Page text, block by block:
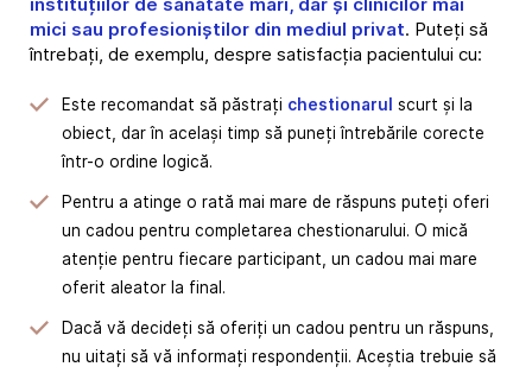
mici sau profesioniștilor din mediul privat. Puteți să
întrebați, de exemplu, despre satisfacția pacientului cu:
Este recomandat să păstrați chestionarul scurt și la
obiect, dar în același timp să puneți întrebările corecte
într-o ordine logică.
Pentru a atinge o rată mai mare de răspuns puteți oferi
un cadou pentru completarea chestionarului. O mică
atenție pentru fiecare participant, un cadou mai mare
oferit aleator la final.
Dacă vă decideți să oferiți un cadou pentru un răspuns,
nu uitați să vă informați respondenții. Aceștia trebuie să